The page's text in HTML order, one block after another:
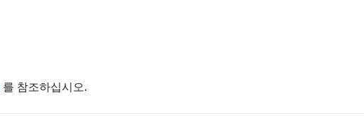
를 참조하십시오.